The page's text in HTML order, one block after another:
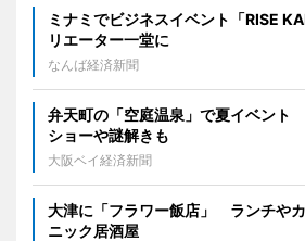
ミナミでビジネスイベント「RISE
リエーター一堂に
なんば経済新聞
弁天町の「空庭温泉」で夏イベント
ショーや謎解きも
大阪ベイ経済新聞
大津に「フラワー飯店」 ランチや
ニック居酒屋